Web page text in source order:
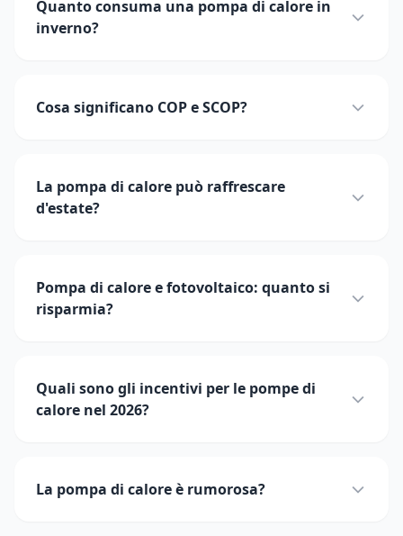
Quanto consuma una pompa di calore in
inverno?
Cosa significano COP e SCOP?
La pompa di calore può raffrescare
d'estate?
Pompa di calore e fotovoltaico: quanto si
risparmia?
Quali sono gli incentivi per le pompe di
calore nel 2026?
La pompa di calore è rumorosa?